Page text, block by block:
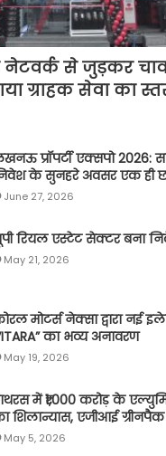
नेटवर्क से जुड़कर
ग्राहक सेवा का
प्रॉपर्टी एक्सपो 2026:
के सुनहरे अवसर एक ही
June 27, 2026
रियल एस्टेट सेक्टर बना
May 21, 2026
मोटर्स नेक्सा द्वारा नई
का भव्य अनावरण
May 19, 2026
में ₹1,000 करोड़ के
शिलान्यास, एजीआई
May 5, 2026